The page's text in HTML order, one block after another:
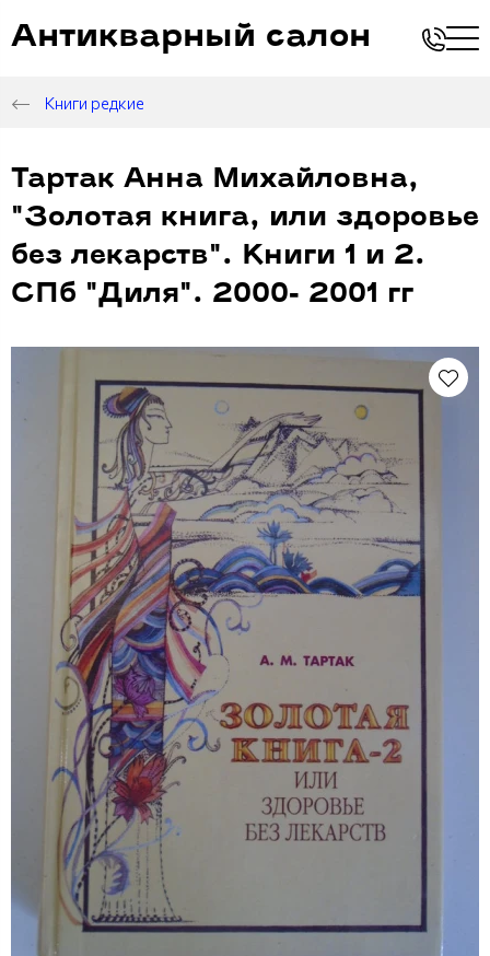
Антикварный салон
Книги редкие
Тартак Анна Михайловна,
"Золотая книга, или здоровье
без лекарств". Книги 1 и 2.
СПб "Диля". 2000- 2001 гг